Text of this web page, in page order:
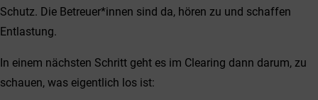
Schutz. Die Betreuer*innen sind da, hören zu und schaffen
Entlastung.
In einem nächsten Schritt geht es im Clearing dann darum, zu
schauen, was eigentlich los ist: